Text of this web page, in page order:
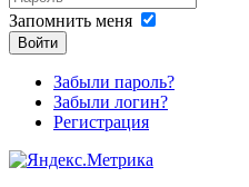
Запомнить меня
Войти
Забыли пароль?
Забыли логин?
Регистрация